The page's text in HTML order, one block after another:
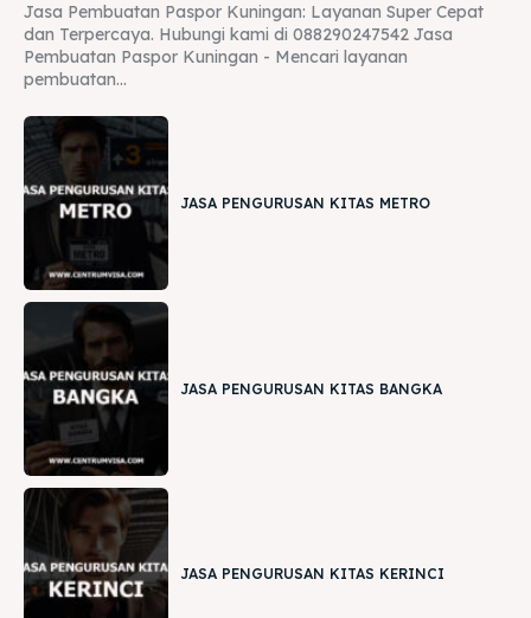
Jasa Pembuatan Paspor Kuningan: Layanan Super Cepat
dan Terpercaya. Hubungi kami di 088290247542 Jasa
Pembuatan Paspor Kuningan - Mencari layanan
pembuatan...
JASA PENGURUSAN KITAS METRO
JASA PENGURUSAN KITAS BANGKA
JASA PENGURUSAN KITAS KERINCI